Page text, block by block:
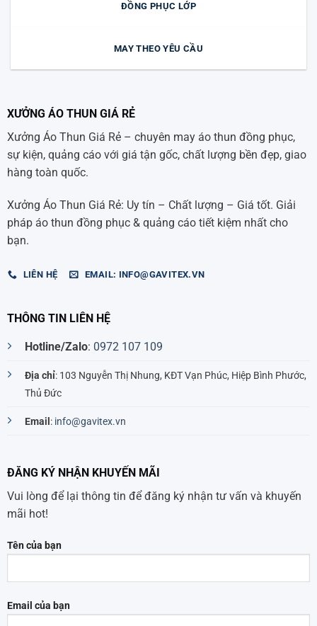
ĐỒNG PHỤC LỚP
MAY THEO YÊU CẦU
XƯỞNG ÁO THUN GIÁ RẺ
Xưởng Áo Thun Giá Rẻ – chuyên may áo thun đồng phục,
sự kiện, quảng cáo với giá tận gốc, chất lượng bền đẹp, giao
hàng toàn quốc.
Xưởng Áo Thun Giá Rẻ: Uy tín – Chất lượng – Giá tốt. Giải
pháp áo thun đồng phục & quảng cáo tiết kiệm nhất cho
bạn.
LIÊN HỆ EMAIL: INFO@GAVITEX.VN
THÔNG TIN LIÊN HỆ
Hotline/Zalo: 0972 107 109
Địa chỉ: 103 Nguyễn Thị Nhung, KĐT Vạn Phúc, Hiệp Bình Phước,
Thủ Đức
Email : info@gavitex.vn
ĐĂNG KÝ NHẬN KHUYẾN MÃI
Vui lòng để lại thông tin để đăng ký nhận tư vấn và khuyến
mãi hot!
Tên của bạn
Email của bạn